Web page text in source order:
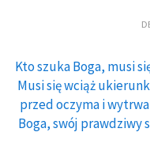
Kto szuka Boga, musi
Musi się wciąż
przed oczyma i
Boga, swój prawdziwy